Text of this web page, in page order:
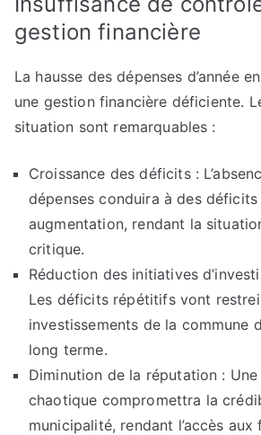
gestion financière
La hausse des dépenses d’année
une gestion financière déficiente.
situation sont remarquables :
Croissance des déficits :
dépenses conduira à des
augmentation, rendant la
critique.
Réduction des initiatives
Les déficits répétitifs vont
investissements de la commune
long terme.
Diminution de la réputation :
chaotique compromettra la
municipalité, rendant l’accès aux